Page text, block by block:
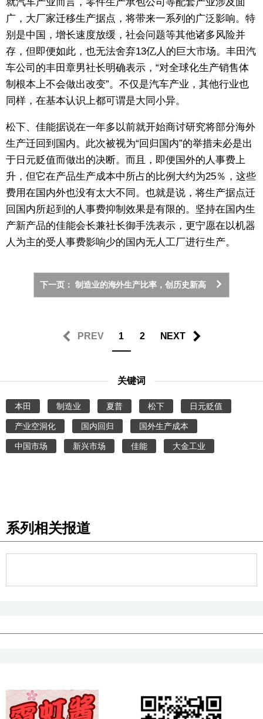
广，大厂家迁移生产据点，将带来一系列的广泛影响。特
别是中国，增长速度放缓，社会问题等其他诸多风险并
存，但即便如此，也无法舍弃13亿人的巨大市场。丰田汽
车公司的丰田章男社长明确表示，“对全球化生产销售体
制根本上不会做出改变”。不仅是汽车产业，其他行业也
同样，在基本认识上都可谓是大同小异。
松下、佳能据说在一年多以前就开始商讨研究将部分海外
生产迁回到国内。此次被视为“回归国内”的举措未必是出
于日元贬值而做出的决断。而且，即便国外的人事费上
升，但它在产品生产成本中所占的比例大约为25％，这些
费用在国内外也没有太大不同。也就是说，将生产据点迁
回国内所起到的人事费抑制效果是有限的。坚持在国内生
产新产品的佳能会长兼社长御手洗表示，更宁愿在以机器
人为主的受人事费影响少的国内无人工厂进行生产。
下一页： 制造业的海外生产比率，创历史新高
PREV 1 2 NEXT
关键词
本田 制造业 夏普 松下 日元贬值
产业空洞化 国内回归 国外生产成本
中国市场 新兴市场 佳能 大金工业
系列相关报道